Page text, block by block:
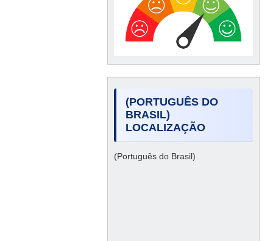
(PORTUGUÊS DO
BRASIL)
LOCALIZAÇÃO
(Português do Brasil)